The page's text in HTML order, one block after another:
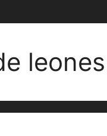
leones